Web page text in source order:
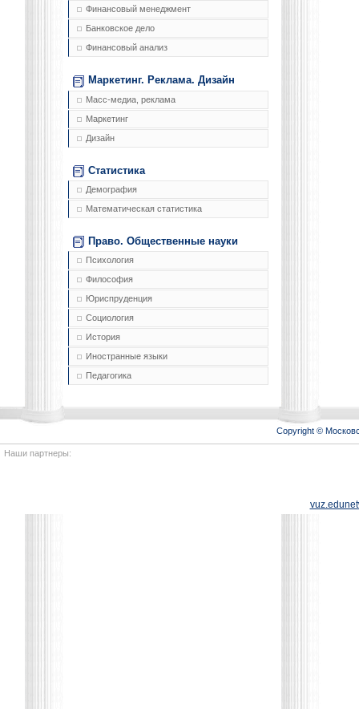
Финансовый менеджмент
Банковское дело
Финансовый анализ
Маркетинг. Реклама. Дизайн
Масс-медиа, реклама
Маркетинг
Дизайн
Статистика
Демография
Математическая статистика
Право. Общественные науки
Психология
Философия
Юриспруденция
Социология
История
Иностранные языки
Педагогика
Copyright ©
Наши партнеры: